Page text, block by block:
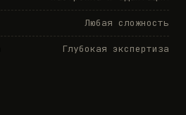
Любая сложность
Глубокая экспертиза